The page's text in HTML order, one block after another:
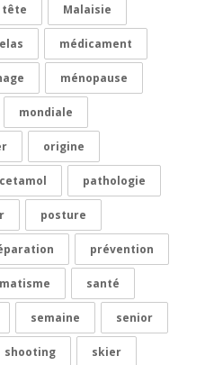
tête Malaisie
médicament
ménopause
mondiale
origine
pathologie
posture
prévention
santé
semaine senior
shooting skier